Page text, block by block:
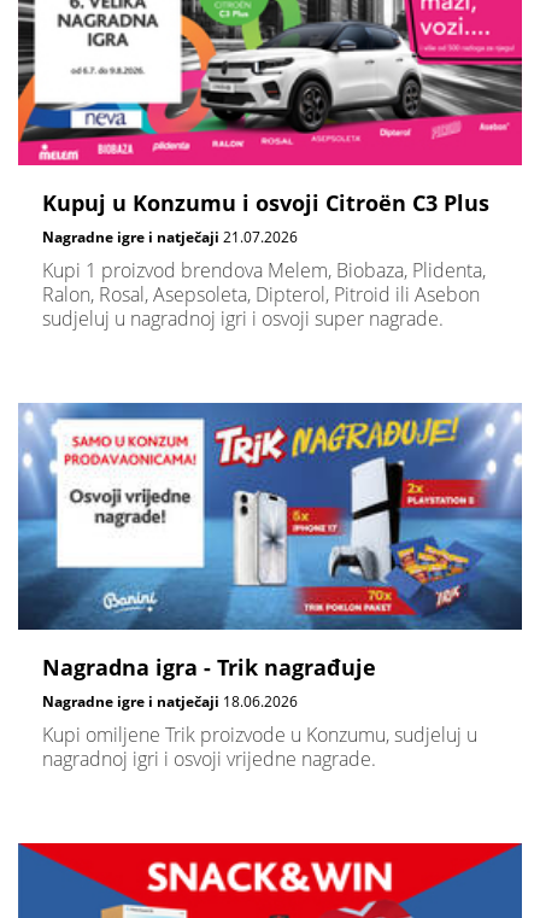
Kupuj u Konzumu i osvoji Citroën C3 Plus
Nagradne igre i natječaji 21.07.2026
Kupi 1 proizvod brendova Melem, Biobaza, Plidenta,
Ralon, Rosal, Asepsoleta, Dipterol, Pitroid ili Asebon
sudjeluj u nagradnoj igri i osvoji super nagrade.
Nagradna igra - Trik nagrađuje
Nagradne igre i natječaji 18.06.2026
Kupi omiljene Trik proizvode u Konzumu, sudjeluj u
nagradnoj igri i osvoji vrijedne nagrade.